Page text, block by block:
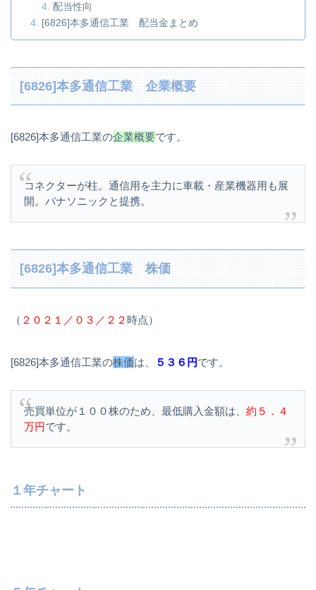
配当性向
[6826]本多通信工業 配当金まとめ
[6826]本多通信工業 企業概要
[6826]本多通信工業の企業概要です。
コネクターが柱。通信用を主力に車載・産業機器用も展
開。パナソニックと提携。
[6826]本多通信工業 株価
（ ２０２１／０３／２２時点）
[6826]本多通信工業の株価は、 ５３６円です。
売買単位が１００株のため、最低購入金額は、 約５．４
万円です。
１年チャート